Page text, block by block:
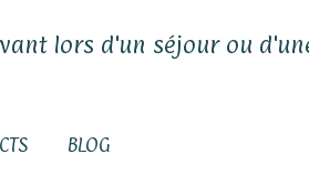
lors d'un séjour ou
BLOG